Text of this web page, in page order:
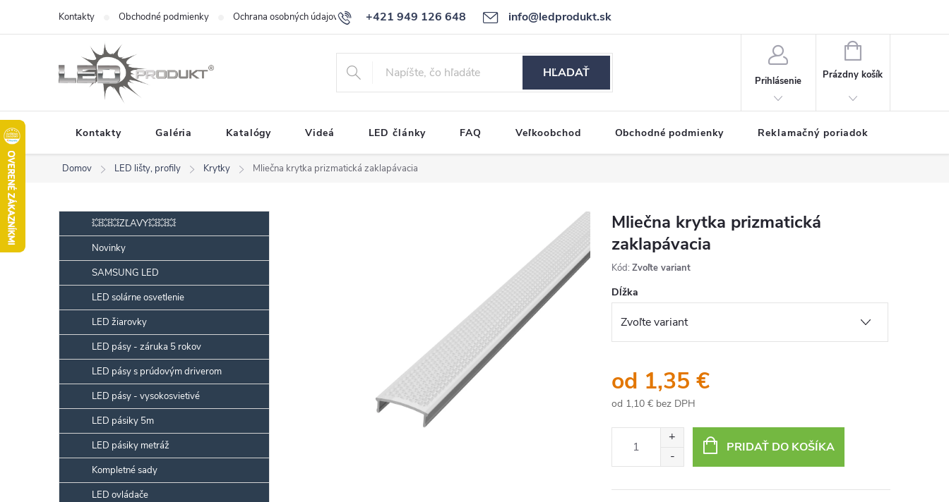
obsah
+421 949 126 648 info@ledprodukt.sk
Kontakty Obchodné podmienky Ochrana osobných údajov Reklamačný poriadok
HĽADAŤ
Prihlásenie
NÁKUPNÝ
KOŠÍK
Prázdny košík
Kontakty Galéria Katalógy Videá LED články FAQ Veľkoobchod Obchodné podmienky Reklamačný poriadok
Domov LED lišty, profily Krytky Mliečna krytka prizmatická zaklapávacia
o
č
n
a
n
e
Preskočiť
kategórie💥💥💥ZĽAVY💥💥💥
Novinky
SAMSUNG LED
LED solárne osvetlenie
LED žiarovky
LED pásy - záruka 5 rokov
LED pásy s prúdovým driverom
LED pásy - vysokosvietivé
LED pásiky 5m
LED pásiky metráž
Kompletné sady
LED ovládače
Mliečna krytka prizmatická
zaklapávacia
Kód: Zvoľte variant
Dĺžka
od 1,35 €
od 1,10 € bez DPH
cena:
PRIDAŤ DO KOŠÍKA